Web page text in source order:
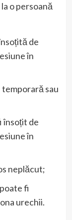
o persoană
de
în
sau
însoțit de
în
neplăcut;
fi
urechii.